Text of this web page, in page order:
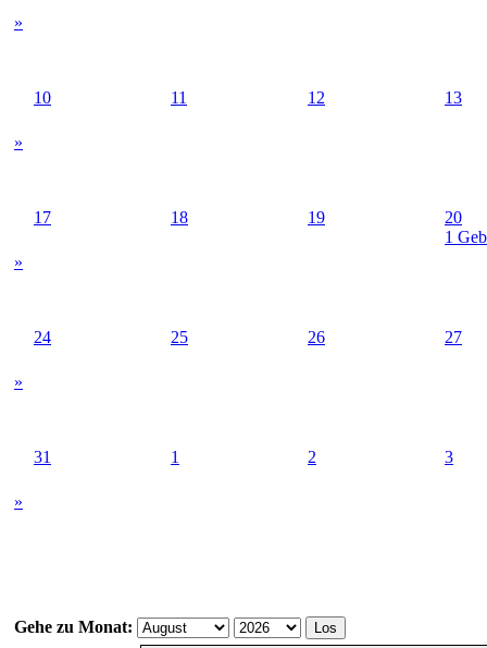
»
»
10 11 12 13
»
17 18 19
20
1
»
24 25 26 27
»
31 1 2 3
Gehe zu Monat: